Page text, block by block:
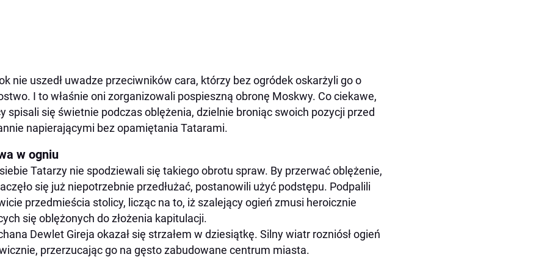
nie uszedł uwadze przeciwników cara, którzy bez ogródek oskarżyli go o
I to właśnie oni zorganizowali pospieszną obronę Moskwy. Co ciekawe,
spisali się świetnie podczas oblężenia, dzielnie broniąc swoich pozycji przed
napierającymi bez opamiętania Tatarami.
w ogniu
Tatarzy nie spodziewali się takiego obrotu spraw. By przerwać oblężenie,
się już niepotrzebnie przedłużać, postanowili użyć podstępu. Podpalili
przedmieścia stolicy, licząc na to, iż szalejący ogień zmusi heroicznie
się oblężonych do złożenia kapitulacji.
Dewlet Gireja okazał się strzałem w dziesiątkę. Silny wiatr rozniósł ogień
przerzucając go na gęsto zabudowane centrum miasta.